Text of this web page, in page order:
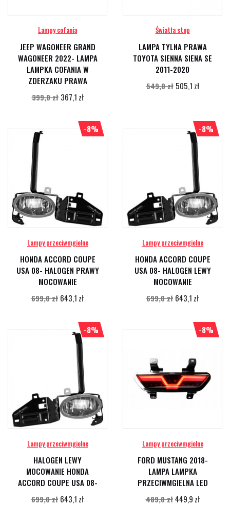
Lampy cofania
JEEP WAGONEER GRAND
WAGONEER 2022- LAMPA
LAMPKA COFANIA W
ZDERZAKU PRAWA
399,0 zł 367,1 zł
Światła stop
LAMPA TYLNA PRAWA
TOYOTA SIENNA SIENA SE
2011-2020
549,0 zł 505,1 zł
Lampy przeciwmgielne
HONDA ACCORD COUPE
USA 08- HALOGEN PRAWY
MOCOWANIE
699,0 zł 643,1 zł
-8%
Lampy przeciwmgielne
HONDA ACCORD COUPE
USA 08- HALOGEN LEWY
MOCOWANIE
699,0 zł 643,1 zł
-8%
Lampy przeciwmgielne
HALOGEN LEWY
MOCOWANIE HONDA
ACCORD COUPE USA 08-
699,0 zł 643,1 zł
-8%
Lampy przeciwmgielne
FORD MUSTANG 2018-
LAMPA LAMPKA
PRZECIWMGIELNA LED
489,0 zł 449,9 zł
-8%